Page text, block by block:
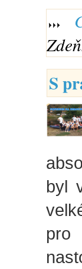
S
byl